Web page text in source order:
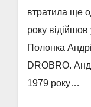
втратила ще
року відійшов
Полонка
DROBRO.
1979 року…